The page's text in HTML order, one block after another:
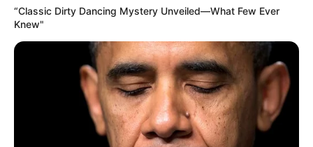
La Fête de la Musique, dieses inzwischen sehr
am 21. Juni zum Sommeranfang in Hannover und
weiteren mehr als 500 Städten weltweit statt. Die
ursprüngliche Idee kommt aus Frankreich, wo 1982
in Paris alles begann. In Hannover spielen jedes
Jahr mehr als 1.000 Musiker auf über 30 Bühnen.
“Classic Dirty Dancing Mystery Unveiled—What Few Ever
Knew"